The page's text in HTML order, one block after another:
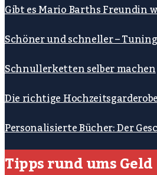
Gibt es Mario Barths Freundin
Schöner und schneller –
Schnullerketten selber machen
Die richtige
Personalisierte Bücher: Der
Tipps rund ums Geld